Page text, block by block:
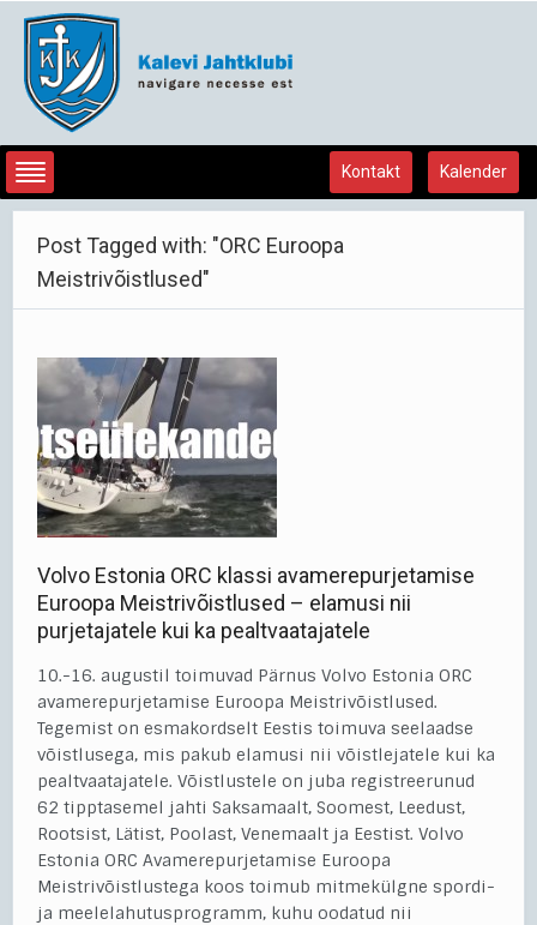
Kontakt Kalender
Post Tagged with: "ORC Euroopa
Meistrivõistlused"
Volvo Estonia ORC klassi avamerepurjetamise
Euroopa Meistrivõistlused – elamusi nii
purjetajatele kui ka pealtvaatajatele
10.-16. augustil toimuvad Pärnus Volvo Estonia ORC
avamerepurjetamise Euroopa Meistrivõistlused.
Tegemist on esmakordselt Eestis toimuva seelaadse
võistlusega, mis pakub elamusi nii võistlejatele kui ka
pealtvaatajatele. Võistlustele on juba registreerunud
62 tipptasemel jahti Saksamaalt, Soomest, Leedust,
Rootsist, Lätist, Poolast, Venemaalt ja Eestist. Volvo
Estonia ORC Avamerepurjetamise Euroopa
Meistrivõistlustega koos toimub mitmekülgne spordi-
ja meelelahutusprogramm, kuhu oodatud nii